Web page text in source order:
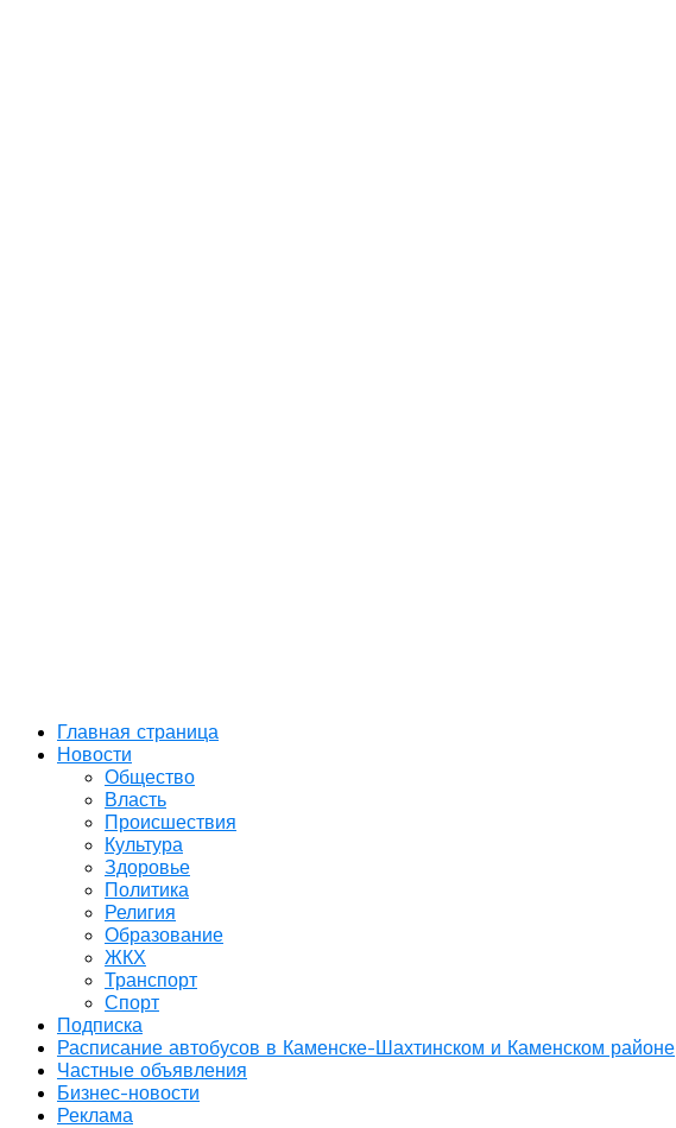
Главная страница
Новости
Общество
Власть
Происшествия
Культура
Здоровье
Политика
Религия
Образование
ЖКХ
Транспорт
Спорт
Подписка
Расписание автобусов в Каменске-Шахтинском и Каменском районе
Частные объявления
Бизнес-новости
Реклама